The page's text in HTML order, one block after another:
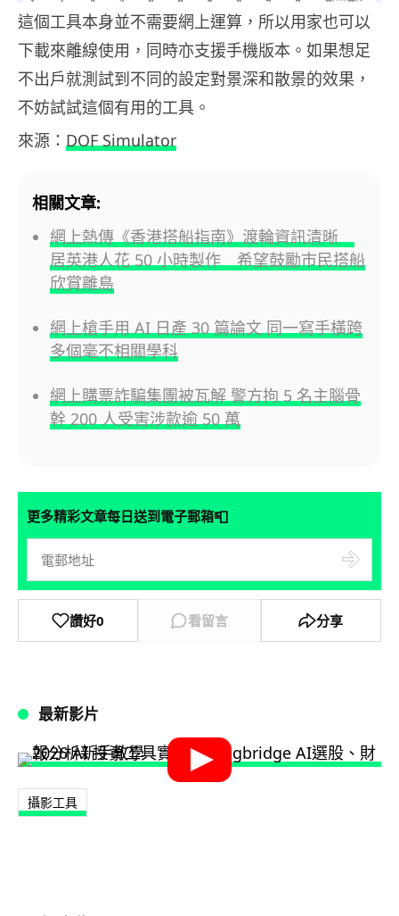
這個工具本身並不需要網上運算，所以用家也可以
下載來離線使用，同時亦支援手機版本。如果想足
不出戶就測試到不同的設定對景深和散景的效果，
不妨試試這個有用的工具。
來源： DOF Simulator
相關文章:
網上熱傳《香港搭船指南》渡輪資訊清晰
居英港人花 50 小時製作 希望鼓勵市民搭船
欣賞離島
網上槍手用 AI 日產 30 篇論文 同一寫手橫跨
多個毫不相關學科
網上購票詐騙集團被瓦解 警方拘 5 名主腦骨
幹 200 人受害涉款逾 50 萬
更多精彩文章每日送到電子郵箱📮
讚好0 看留言 分享
最新影片
攝影工具